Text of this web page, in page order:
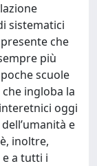
sistematici
che
più
scuole
ingloba la
oggi
e
inoltre,
a tutti i